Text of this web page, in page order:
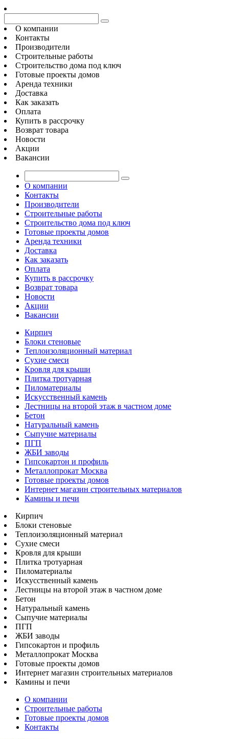
О компании
Контакты
Производители
Строительные работы
Строительство дома под ключ
Готовые проекты домов
Аренда техники
Доставка
Как заказать
Оплата
Купить в рассрочку
Возврат товара
Новости
Акции
Вакансии
О компании
Контакты
Производители
Строительные работы
Строительство дома под ключ
Готовые проекты домов
Аренда техники
Доставка
Как заказать
Оплата
Купить в рассрочку
Возврат товара
Новости
Акции
Вакансии
Кирпич
Блоки стеновые
Теплоизоляционный материал
Сухие смеси
Кровля для крыши
Плитка тротуарная
Пиломатериалы
Искусственный камень
Лестницы на второй этаж в частном доме
Бетон
Натуральный камень
Сыпучие материалы
ПГП
ЖБИ заводы
Гипсокартон и профиль
Металлопрокат Москва
Готовые проекты домов
Интернет магазин строительных материалов
Камины и печи
Кирпич
Блоки стеновые
Теплоизоляционный материал
Сухие смеси
Кровля для крыши
Плитка тротуарная
Пиломатериалы
Искусственный камень
Лестницы на второй этаж в частном доме
Бетон
Натуральный камень
Сыпучие материалы
ПГП
ЖБИ заводы
Гипсокартон и профиль
Металлопрокат Москва
Готовые проекты домов
Интернет магазин строительных материалов
Камины и печи
О компании
Строительные работы
Готовые проекты домов
Контакты